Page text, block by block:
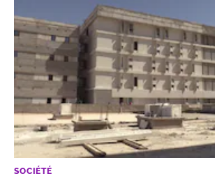
SOCIÉTÉ